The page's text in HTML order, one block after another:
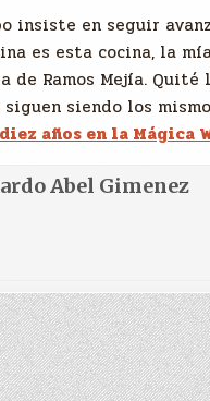
insiste en seguir
es esta cocina, la
de Ramos Mejía.
siendo los
diez años en la Mágica
Abel Gimenez